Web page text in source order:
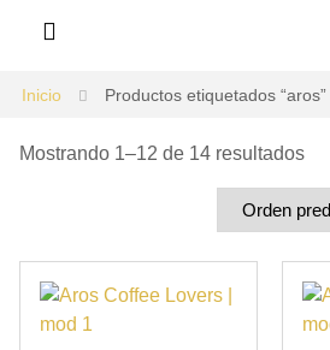
Inicio Productos etiquetados “aros”
Mostrando 1–12 de 14 resultados